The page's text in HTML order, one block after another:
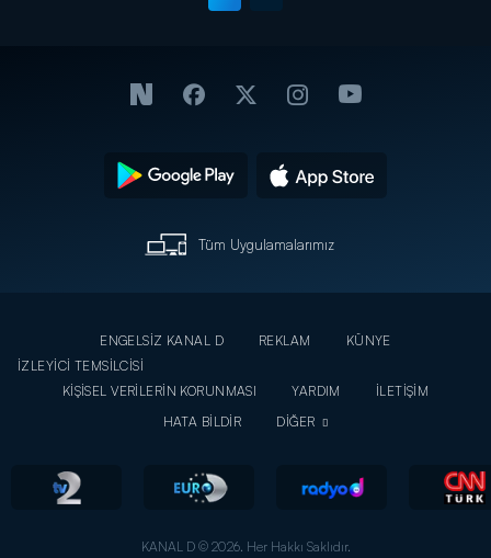
Tüm Uygulamalarımız
ENGELSİZ KANAL D REKLAM
KÜNYE
İZLEYİCİ TEMSİLCİSİ
KİŞİSEL VERİLERİN KORUNMASI
YARDIM
İLETİŞİM
HATA BİLDİR
DİĞER
KANAL D © 2026. Her Hakkı Saklıdır.